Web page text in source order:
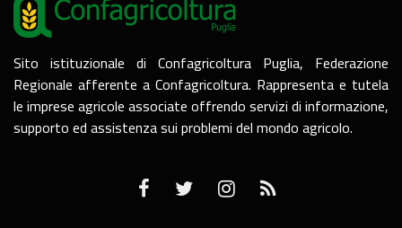
Sito istituzionale di Confagricoltura Puglia, Federazione
Regionale afferente a Confagricoltura. Rappresenta e tutela
le imprese agricole associate offrendo servizi di informazione,
supporto ed assistenza sui problemi del mondo agricolo.